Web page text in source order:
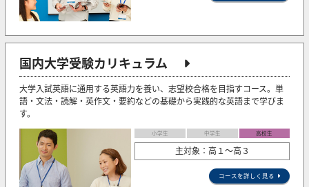
国内大学受験カリキュラム
大学入試英語に通用する英語力を養い、志望校合格を目指すコース。単
語・文法・読解・英作文・要約などの基礎から実践的な英語まで学びま
す。
小学生 中学生 高校生
主対象：高１～高３
コースを詳しく見る